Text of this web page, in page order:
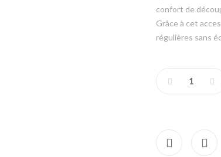
confort de
Grâce à cet
régulières sans